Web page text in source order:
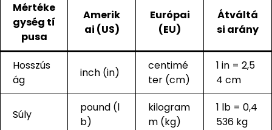
Mértéke
gység tí
pusa
Amerik
ai (US)
Európai
(EU)
Átváltá
si arány
Hosszús
ág
inch (in)
centimé
ter (cm)
1 in = 2,5
4 cm
Súly
pound (l
b)
kilogram
m (kg)
1 lb = 0,4
536 kg